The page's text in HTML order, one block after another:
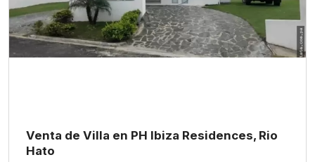
Venta de Villa en PH Ibiza Residences, Rio
Hato